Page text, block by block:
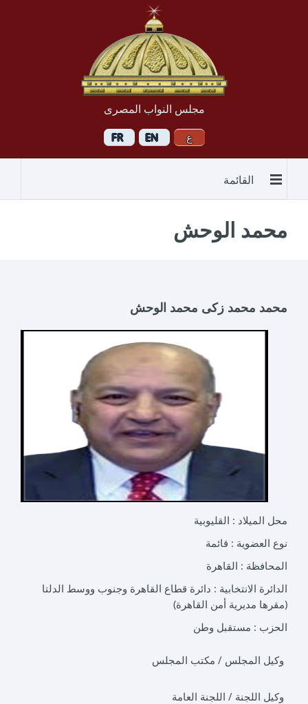
مجلس النواب المصرى
القائمة
محمد الوحش
محمد محمد زكى محمد الوحش
محل الميلاد : القليوبية
نوع العضوية : قائمة
المحافظة : القاهرة
الدائرة الانتخابية : دائرة قطاع القاهرة وجنوب ووسط الدلتا
(مقرها مديرية أمن القاهرة)
الحزب : مستقبل وطن
وكيل المجلس / مكتب المجلس
وكيل اللجنة / اللجنة العامة